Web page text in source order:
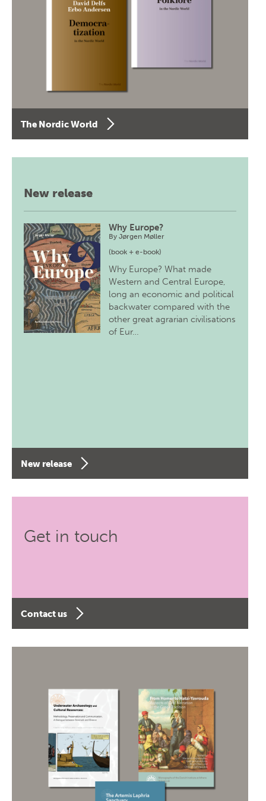
The Nordic World
New release
Why Europe?
ByJørgen Møller
(book + e-book)
Why Europe? What made
Western and Central Europe,
long an economic and political
backwater compared with the
other great agrarian civilisations
of Eur…
New release
Get in touch
Contact us